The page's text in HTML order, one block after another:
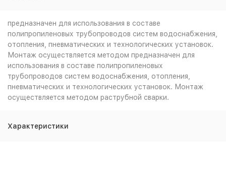
предназначен для использования в составе
полипропиленовых трубопроводов систем водоснабжения,
отопления, пневматических и технологических установок.
Монтаж осуществляется методом предназначен для
использования в составе полипропиленовых
трубопроводов систем водоснабжения, отопления,
пневматических и технологических установок. Монтаж
осуществляется методом раструбной сварки.
Характеристики